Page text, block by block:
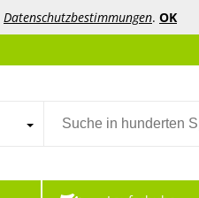
Datenschutzbestimmungen. OK